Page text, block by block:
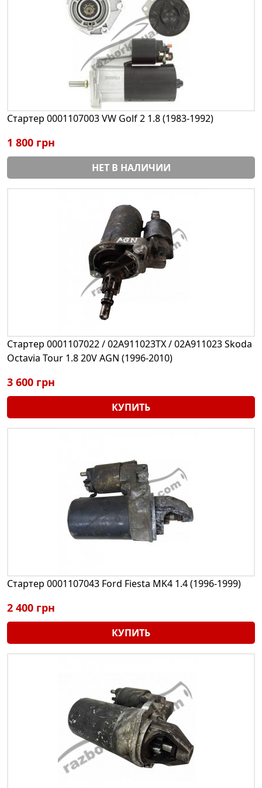
Стартер 0001107003 VW Golf 2 1.8 (1983-1992)
1 800 грн
НЕТ В НАЛИЧИИ
Стартер 0001107022 / 02A911023TX / 02A911023 Skoda
Octavia Tour 1.8 20V AGN (1996-2010)
3 600 грн
КУПИТЬ
Стартер 0001107043 Ford Fiesta MK4 1.4 (1996-1999)
2 400 грн
КУПИТЬ